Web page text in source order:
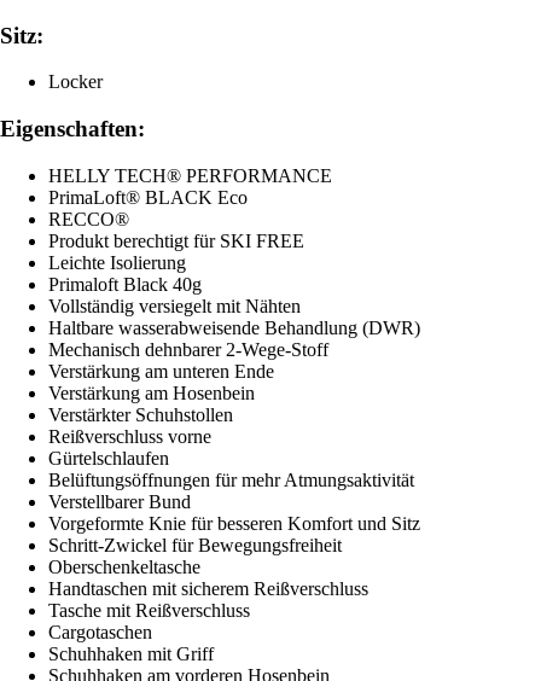
Sitz:
Locker
Eigenschaften:
HELLY TECH® PERFORMANCE
PrimaLoft® BLACK Eco
RECCO®
Produkt berechtigt für SKI FREE
Leichte Isolierung
Primaloft Black 40g
Vollständig versiegelt mit Nähten
Haltbare wasserabweisende Behandlung (DWR)
Mechanisch dehnbarer 2-Wege-Stoff
Verstärkung am unteren Ende
Verstärkung am Hosenbein
Verstärkter Schuhstollen
Reißverschluss vorne
Gürtelschlaufen
Belüftungsöffnungen für mehr Atmungsaktivität
Verstellbarer Bund
Vorgeformte Knie für besseren Komfort und Sitz
Schritt-Zwickel für Bewegungsfreiheit
Oberschenkeltasche
Handtaschen mit sicherem Reißverschluss
Tasche mit Reißverschluss
Cargotaschen
Schuhhaken mit Griff
Schuhhaken am vorderen Hosenbein